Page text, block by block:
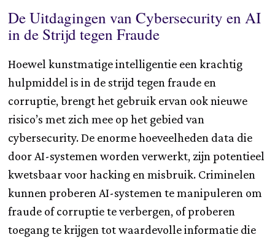
De Uitdagingen van Cybersecurity en AI
in de Strijd tegen Fraude
Hoewel kunstmatige intelligentie een krachtig
hulpmiddel is in de strijd tegen fraude en
corruptie, brengt het gebruik ervan ook nieuwe
risico’s met zich mee op het gebied van
cybersecurity. De enorme hoeveelheden data die
door AI-systemen worden verwerkt, zijn potentieel
kwetsbaar voor hacking en misbruik. Criminelen
kunnen proberen AI-systemen te manipuleren om
fraude of corruptie te verbergen, of proberen
toegang te krijgen tot waardevolle informatie die